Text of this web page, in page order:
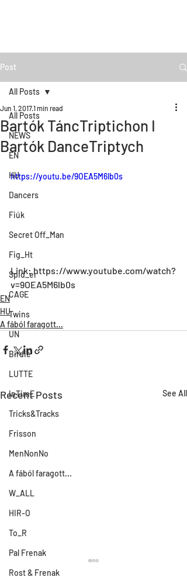
Post
All Posts
NEWS
EN
HU
Dancers
Fiúk
Secret Off_Man
Fig_Ht
Spid_er
CAGE
Twins
UN
Birdie
LUTTE
InTimE
Tricks&Tracks
Frisson
MenNonNo
A fából faragott...
W_ALL
HIR-O
To_R
Pal Frenak
Rost & Frenak
All Posts
Bartók TáncTriptichon I
Bartók DanceTriptych
Jun 1, 20171 min read
https://youtu.be/9OEA5M6lb0s
Link: https://www.youtube.com/watch?
v=9OEA5M6lb0s
EN
HU
A fából faragott...
Recent Posts See All